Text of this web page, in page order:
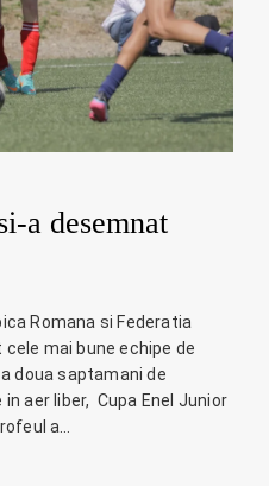
a desemnat
Romana si Federatia
mai bune echipe de
doua saptamani de
aer liber, Cupa Enel Junior
a…